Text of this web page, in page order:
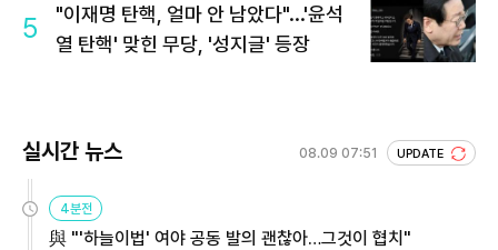
5
"이재명 탄핵, 얼마 안 남았다"...'윤석
열 탄핵' 맞힌 무당, '성지글' 등장
실시간 뉴스 08.09 07:51 UPDATE
4분전
與 "'하늘이법' 여야 공동 발의 괜찮아…그것이 협치"